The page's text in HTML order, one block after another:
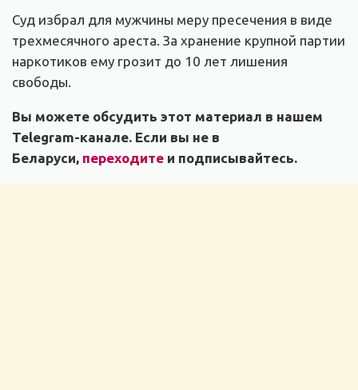
Суд избрал для мужчины меру пресечения в виде
трехмесячного ареста. За хранение крупной партии
наркотиков ему грозит до 10 лет лишения
свободы.
Вы можете обсудить этот материал в нашем
Telegram-канале. Если вы не в
Беларуси, переходите и подписывайтесь.